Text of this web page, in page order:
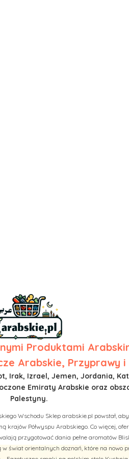
Produktami
Arabskie, Przyprawy
Irak, Izrael, Jemen, Jordania,
Emiraty Arabskie oraz
Palestyny.
Wschodu Sklep arabskie.pl powstał,
krajów Półwyspu Arabskiego. Co więcej,
przygotować dania pełne aromatów
świat orientalnych doznań, które na nowo